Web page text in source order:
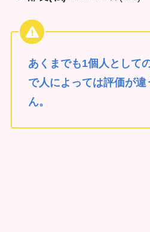
あくまでも1個人として
で人によっては評価が
ん。